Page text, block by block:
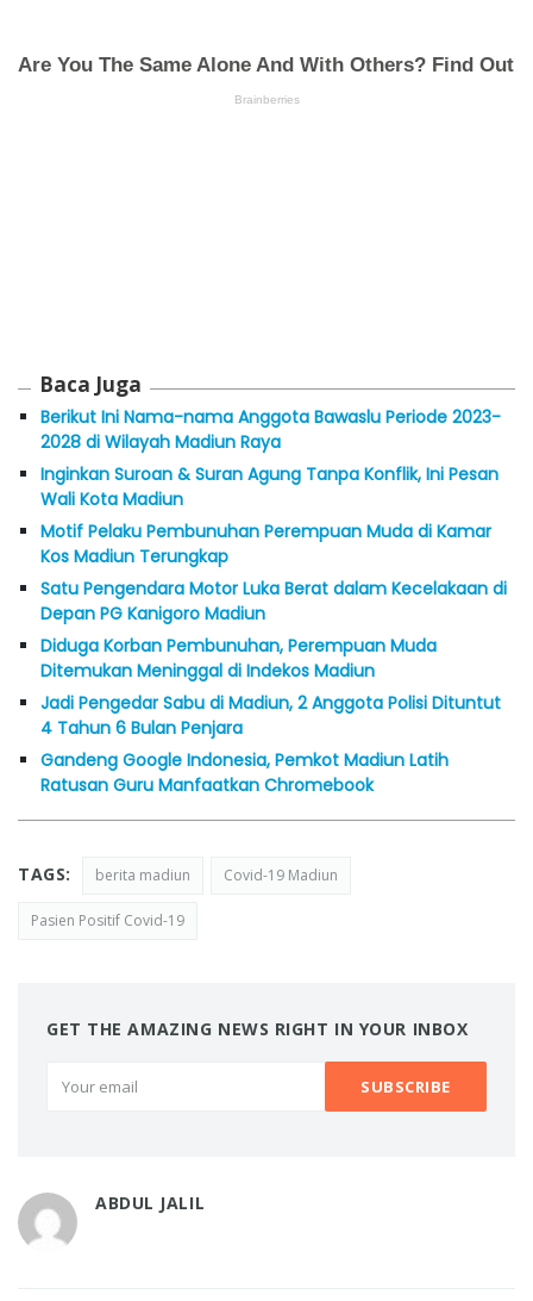
Baca Juga
Berikut Ini Nama-nama Anggota Bawaslu Periode 2023-
2028 di Wilayah Madiun Raya
Inginkan Suroan & Suran Agung Tanpa Konflik, Ini Pesan
Wali Kota Madiun
Motif Pelaku Pembunuhan Perempuan Muda di Kamar
Kos Madiun Terungkap
Satu Pengendara Motor Luka Berat dalam Kecelakaan di
Depan PG Kanigoro Madiun
Diduga Korban Pembunuhan, Perempuan Muda
Ditemukan Meninggal di Indekos Madiun
Jadi Pengedar Sabu di Madiun, 2 Anggota Polisi Dituntut
4 Tahun 6 Bulan Penjara
Gandeng Google Indonesia, Pemkot Madiun Latih
Ratusan Guru Manfaatkan Chromebook
TAGS: berita madiun Covid-19 Madiun
Pasien Positif Covid-19
GET THE AMAZING NEWS RIGHT IN YOUR INBOX
ABDUL JALIL